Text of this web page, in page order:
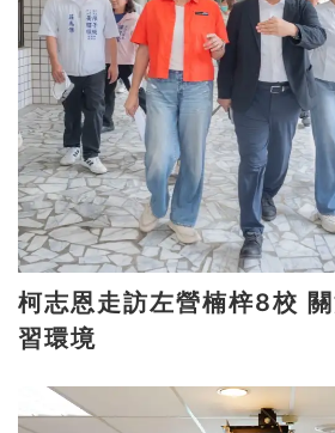
柯志恩走訪左營楠梓8校 關注校舍改善與學
習環境